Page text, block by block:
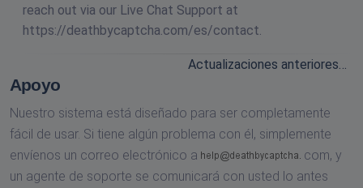
reach out via our Live Chat Support at
https://deathbycaptcha.com/es/contact.
Actualizaciones anteriores…
Apoyo
Nuestro sistema está diseñado para ser completamente
fácil de usar. Si tiene algún problema con él, simplemente
envíenos un correo electrónico a
com, y
un agente de soporte se comunicará con usted lo antes